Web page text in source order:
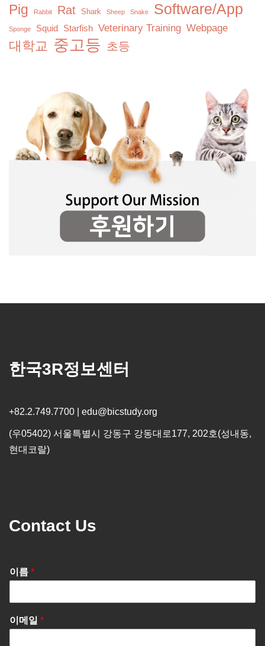
Pig Rabbit Rat Shark Sheep Snake Software/App
Sponge Squid Starfish Veterinary Training Webpage
대학교 중고등 초등
한국3R정보센터
+82.2.749.7700 | edu@bicstudy.org
(우05402) 서울특별시 강동구 강동대로177, 202호(성내동,
현대코랄)
Contact Us
이름 *
이메일 *